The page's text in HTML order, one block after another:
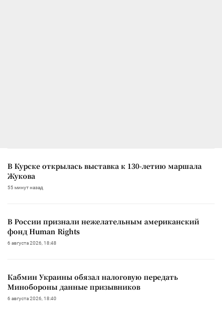
В Курске открылась выставка к 130-летию маршала
Жукова
55 минут назад
В России признали нежелательным американский
фонд Human Rights
6 августа 2026, 18:48
Кабмин Украины обязал налоговую передать
Минобороны данные призывников
6 августа 2026, 18:40